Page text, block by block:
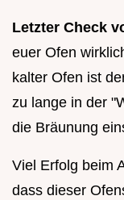
Letzter Check
euer Ofen
kalter Ofen ist
zu lange in der
die Bräunung
Viel Erfolg beim
dass dieser